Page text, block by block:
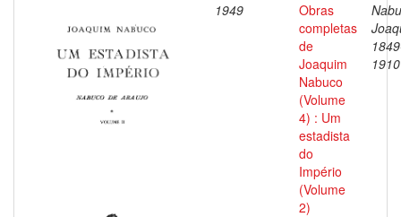
1949
Obras
completas
de
Joaquim
Nabuco
(Volume
4) : Um
estadista
do
Império
(Volume
2)
1910